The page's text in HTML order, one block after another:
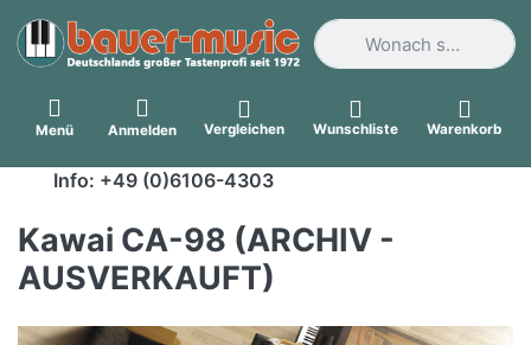
Geben Sie einen
Menü Anmelden Vergleichen Wunschliste Warenkorb
Info: +49 (0)6106-4303
Kawai CA-98 (ARCHIV -
AUSVERKAUFT)